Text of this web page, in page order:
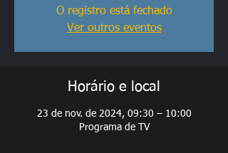
O registro está fechado
Ver outros eventos
Horário e local
23 de nov. de 2024, 09:30 – 10:00
Programa de TV